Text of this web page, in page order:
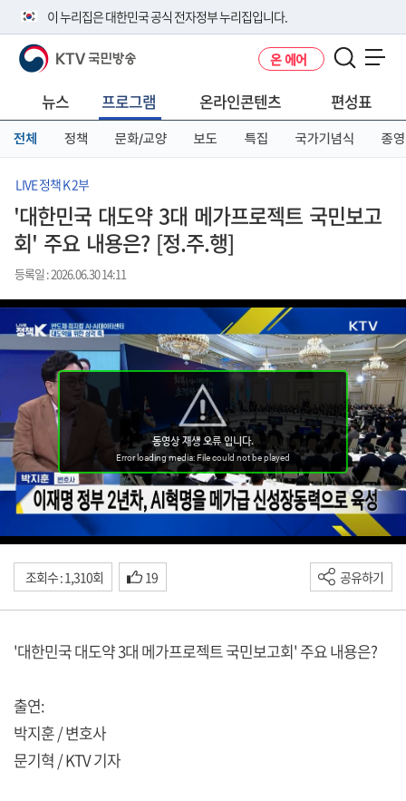
이 누리집은 대한민국 공식 전자정부 누리집입니다.
공식 누리집 주소 확인하기
니다.
이밖에 or.kr 또는 .kr등 다른 도메인 주소를 사용하고 있다면 아래 URL에
서 도메인 주소를 확인해 보세요
KTV 국민방송 온 에어
뉴스 프로그램 온라인콘텐츠 편성표
전체 정책 문화/교양 보도 특집 국가기념식 종영
LIVE 정책 K 2부
'대한민국 대도약 3대 메가프로젝트 국민보고
회' 주요 내용은? [정.주.행]
등록일 : 2026.06.30 14:11
조회수 : 1,310회 19 공유하기
'대한민국 대도약 3대 메가프로젝트 국민보고회' 주요 내용은?
출연:
박지훈 / 변호사
문기혁 / KTV 기자